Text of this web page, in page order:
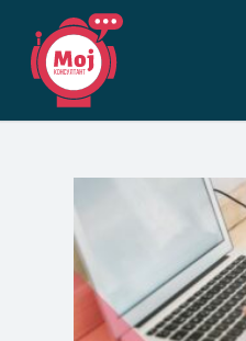
Прескокнете
содржината